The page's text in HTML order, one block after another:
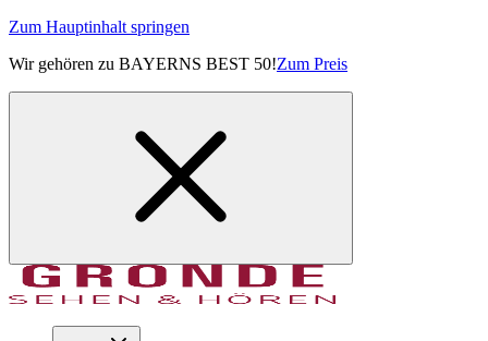
Zum Hauptinhalt springen
Wir gehören zu BAYERNS BEST 50!Zum Preis